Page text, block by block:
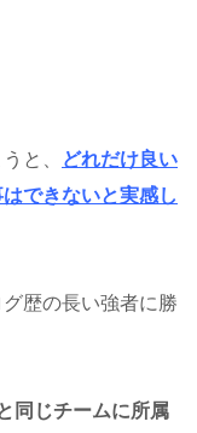
と、
どれだけ良い
できないと実感し
歴の長い強者に勝
同じチームに所属